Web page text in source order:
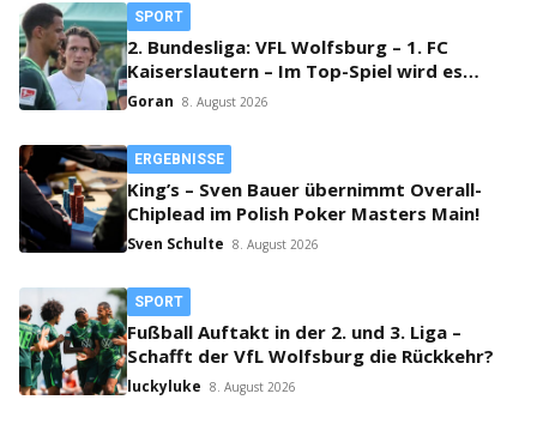
SPORT
2. Bundesliga: VFL Wolfsburg – 1. FC
Kaiserslautern – Im Top-Spiel wird es
klingeln!
Goran 8. August 2026
ERGEBNISSE
King’s – Sven Bauer übernimmt Overall-
Chiplead im Polish Poker Masters Main!
Sven Schulte 8. August 2026
SPORT
Fußball Auftakt in der 2. und 3. Liga –
Schafft der VfL Wolfsburg die Rückkehr?
luckyluke 8. August 2026